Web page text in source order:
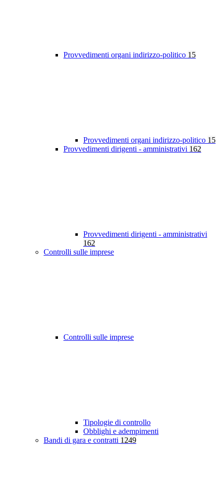
Provvedimenti organi indirizzo-politico 15
Provvedimenti organi indirizzo-politico 15
Provvedimenti dirigenti - amministrativi 162
Provvedimenti dirigenti - amministrativi
162
Controlli sulle imprese
Controlli sulle imprese
Tipologie di controllo
Obblighi e adempimenti
Bandi di gara e contratti 1249